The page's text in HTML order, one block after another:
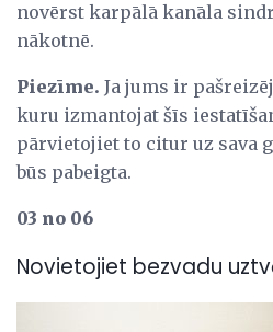
novērst karpālā kanāla
nākotnē.
Piezīme. Ja jums ir
kuru izmantojat šīs
pārvietojiet to citur uz sava
būs pabeigta.
03 no 06
Novietojiet bezvadu